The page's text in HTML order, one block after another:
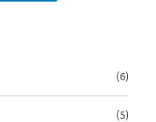
(6)
(5)